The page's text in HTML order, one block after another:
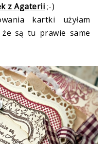
z Agaterii ;-)
kartki użyłam
że są tu prawie same